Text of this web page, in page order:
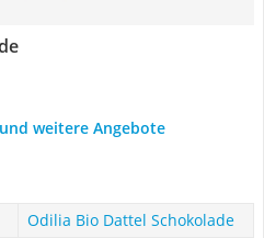
weitere Angebote
Odilia Bio Dattel Schokolade